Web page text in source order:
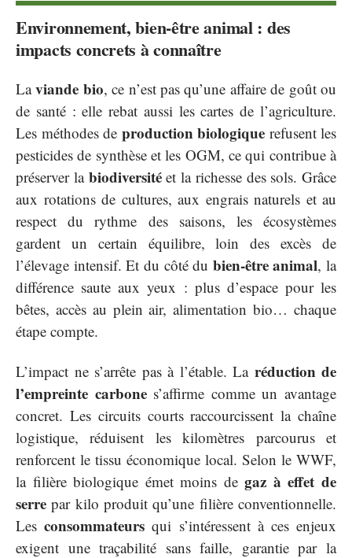
Environnement, bien-être animal : des
impacts concrets à connaître
Laviande bio, ce n’est pas qu’une affaire de goût ou
de santé : elle rebat aussi les cartes de l’agriculture.
Les méthodes de production biologique refusent les
pesticides de synthèse et les OGM, ce qui contribue à
préserver la biodiversitéet la richesse des sols. Grâce
aux rotations de cultures, aux engrais naturels et au
respect du rythme des saisons, les écosystèmes
gardent un certain équilibre, loin des excès de
l’élevage intensif. Et du côté du bien-être animal, la
différence saute aux yeux : plus d’espace pour les
bêtes, accès au plein air, alimentation bio… chaque
étape compte.
L’impact ne s’arrête pas à l’étable. La réduction de
l’empreinte carbones’affirme comme un avantage
concret. Les circuits courts raccourcissent la chaîne
logistique, réduisent les kilomètres parcourus et
renforcent le tissu économique local. Selon le WWF,
la filière biologique émet moins degaz à effet de
serre par kilo produit qu’une filière conventionnelle.
Lesconsommateurs qui s’intéressent à ces enjeux
exigent une traçabilité sans faille, garantie par la